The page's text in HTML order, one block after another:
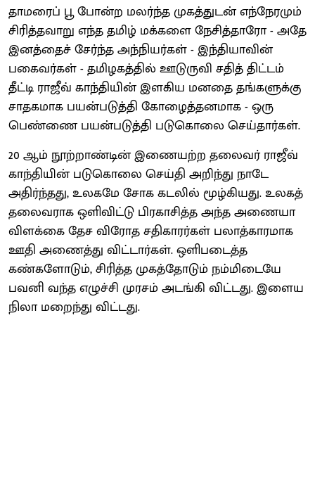
தாமரைப் பூ போன்ற மலர்ந்த முகத்துடன் எந்நேரமும்
சிரித்தவாறு எந்த தமிழ் மக்களை நேசித்தாரோ - அதே
இனத்தைச் சேர்ந்த அந்நியர்கள் - இந்தியாவின்
பகைவர்கள் - தமிழகத்தில் ஊடுருவி சதித் திட்டம்
தீட்டி ராஜீவ் காந்தியின் இளகிய மனதை தங்களுக்கு
சாதகமாக பயன்படுத்தி கோழைத்தனமாக - ஒரு
பெண்ணை பயன்படுத்தி படுகொலை செய்தார்கள்.
20 ஆம் நூற்றாண்டின் இணையற்ற தலைவர் ராஜீவ்
காந்தியின் படுகொலை செய்தி அறிந்து நாடே
அதிர்ந்தது, உலகமே சோக கடலில் மூழ்கியது. உலகத்
தலைவராக ஒளிவிட்டு பிரகாசித்த அந்த அணையா
விளக்கை தேச விரோத சதிகாரர்கள் பலாத்காரமாக
ஊதி அணைத்து விட்டார்கள். ஒளிபடைத்த
கண்களோடும், சிரித்த முகத்தோடும் நம்மிடையே
பவனி வந்த எழுச்சி முரசம் அடங்கி விட்டது. இளைய
நிலா மறைந்து விட்டது.